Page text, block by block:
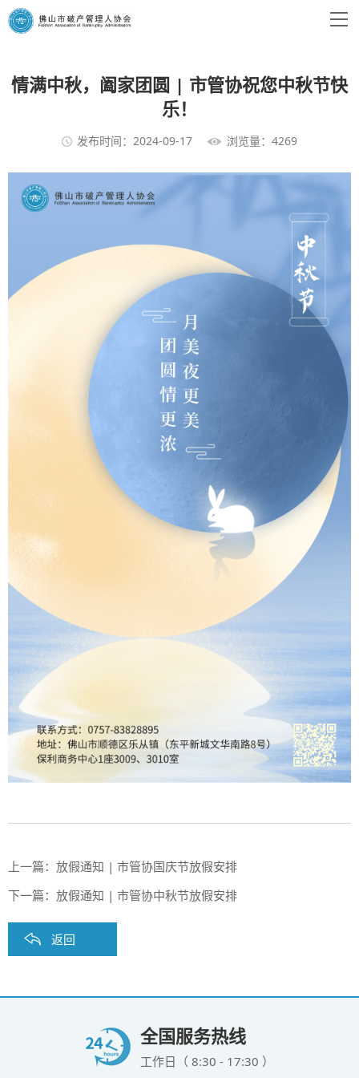
情满中秋，阖家团圆 | 市管协祝您中秋节快
乐！
发布时间：2024-09-17 浏览量：4269
上一篇： 放假通知 | 市管协国庆节放假安排
下一篇： 放假通知 | 市管协中秋节放假安排
返回
全国服务热线
工作日（ 8:30 - 17:30 ）